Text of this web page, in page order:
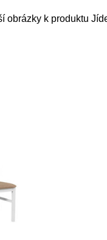
obrázky k produktu